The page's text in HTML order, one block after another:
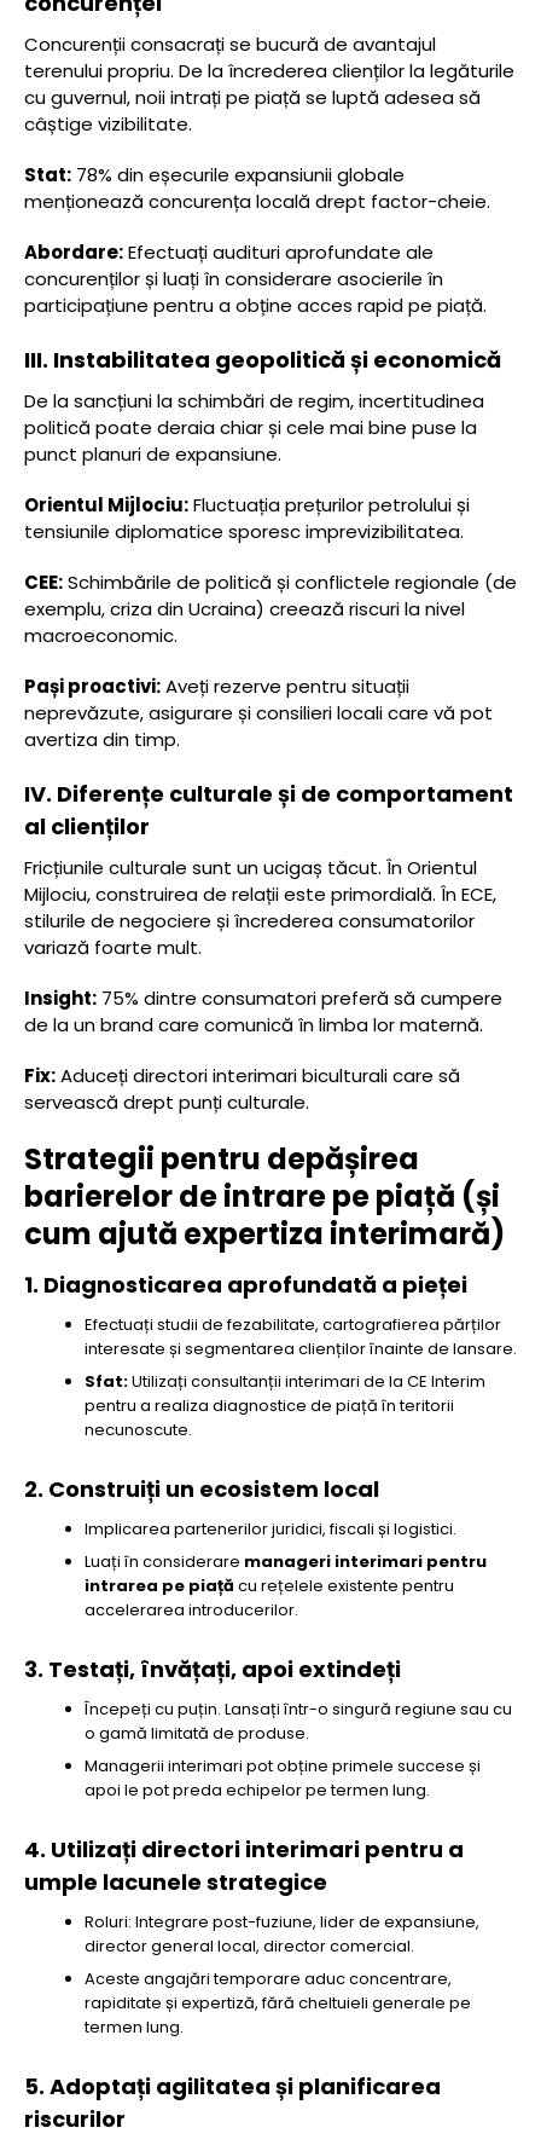
Concurenții consacrați se bucură de avantajul
terenului propriu. De la încrederea clienților la legăturile
cu guvernul, noii intrați pe piață se luptă adesea să
câștige vizibilitate.
Stat: 78% din eșecurile expansiunii globale
menționează concurența locală drept factor-cheie.
Abordare:Efectuați audituri aprofundate ale
concurenților și luați în considerare asocierile în
participațiune pentru a obține acces rapid pe piață.
III. Instabilitatea geopolitică și economică
De la sancțiuni la schimbări de regim, incertitudinea
politică poate deraia chiar și cele mai bine puse la
punct planuri de expansiune.
Orientul Mijlociu:Fluctuația prețurilor petrolului și
tensiunile diplomatice sporesc imprevizibilitatea.
CEE:Schimbările de politică și conflictele regionale (de
exemplu, criza din Ucraina) creează riscuri la nivel
macroeconomic.
Pași proactivi:Aveți rezerve pentru situații
neprevăzute, asigurare și consilieri locali care vă pot
avertiza din timp.
IV. Diferențe culturale și de comportament
al clienților
Fricțiunile culturale sunt un ucigaș tăcut. În Orientul
Mijlociu, construirea de relații este primordială. În ECE,
stilurile de negociere și încrederea consumatorilor
variază foarte mult.
Insight: 75% dintre consumatori preferă să cumpere
de la un brand care comunică în limba lor maternă.
Fix:Aduceți directori interimari biculturali care să
servească drept punți culturale.
Strategii pentru depășirea
barierelor de intrare pe piață (și
cum ajută expertiza interimară)
1. Diagnosticarea aprofundată a pieței
Efectuați studii de fezabilitate, cartografierea părților
interesate și segmentarea clienților înainte de lansare.
Sfat:Utilizați consultanții interimari de la CE Interim
pentru a realiza diagnostice de piață în teritorii
necunoscute.
2. Construiți un ecosistem local
Implicarea partenerilor juridici, fiscali și logistici.
Luați în considerare manageri interimari pentru
intrarea pe piață cu rețelele existente pentru
accelerarea introducerilor.
3. Testați, învățați, apoi extindeți
Începeți cu puțin. Lansați într-o singură regiune sau cu
o gamă limitată de produse.
Managerii interimari pot obține primele succese și
apoi le pot preda echipelor pe termen lung.
4. Utilizați directori interimari pentru a
umple lacunele strategice
Roluri: Integrare post-fuziune, lider de expansiune,
director general local, director comercial.
Aceste angajări temporare aduc concentrare,
rapiditate și expertiză, fără cheltuieli generale pe
termen lung.
5. Adoptați agilitatea și planificarea
riscurilor